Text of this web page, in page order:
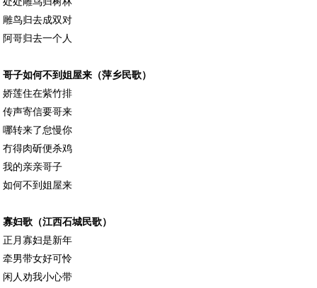
雕鸟归去成双对
阿哥归去一个人
哥子如何不到姐屋来（萍乡民歌）
娇莲住在紫竹排
传声寄信要哥来
哪转来了怠慢你
冇得肉斫便杀鸡
我的亲亲哥子
如何不到姐屋来
寡妇歌（江西石城民歌）
正月寡妇是新年
牵男带女好可怜
闲人劝我小心带